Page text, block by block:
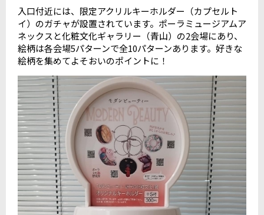
入口付近には、限定アクリルキーホルダー（カプセルト
イ）のガチャが設置されています。ポーラミュージアムア
ネックスと化粧文化ギャラリー（青山）の2会場にあり、
絵柄は各会場5パターンで全10パターンあります。好きな
絵柄を集めてよそおいのポイントに！